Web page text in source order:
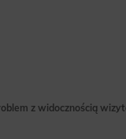
z widocznością